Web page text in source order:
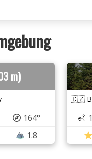
m)
164°
1.8
🇨🇿